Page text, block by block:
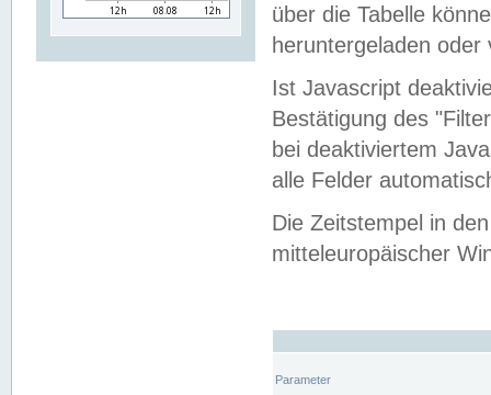
über die Tabelle
heruntergeladen oder
Ist Javascript
Bestätigung des
bei deaktiviertem
alle Felder
Die Zeitstempel in
mitteleuropäischer
Parameter